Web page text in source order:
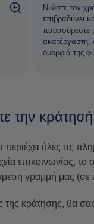
Νιώστε τον
επιβραδύνει
παρασύρεστε
ακατέργαστη,
ομορφιά της
την
όλες τις
επικοινωνίας,
γραμμή μας (σε
κράτησης, θα σας